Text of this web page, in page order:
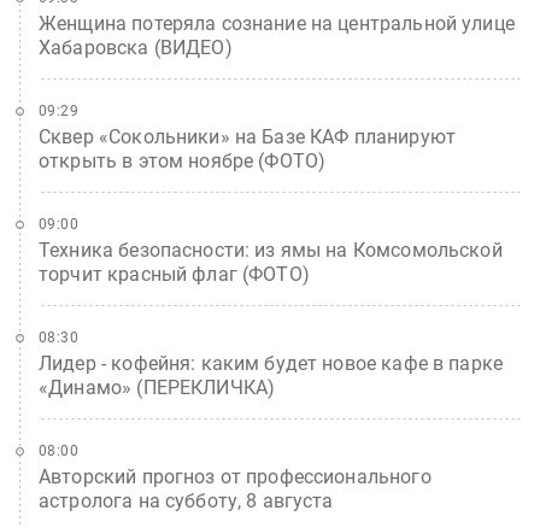
Женщина потеряла сознание на центральной улице
Хабаровска (ВИДЕО)
Сквер «Сокольники» на Базе КАФ планируют
открыть в этом ноябре (ФОТО)
09:29
Техника безопасности: из ямы на Комсомольской
торчит красный флаг (ФОТО)
09:00
Лидер - кофейня: каким будет новое кафе в парке
«Динамо» (ПЕРЕКЛИЧКА)
08:30
Авторский прогноз от профессионального
астролога на субботу, 8 августа
08:00